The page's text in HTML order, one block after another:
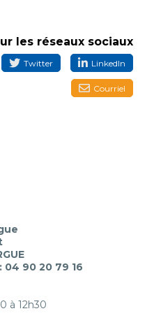
les réseaux sociaux
Twitter LinkedIn
Courriel
04 90 20 79 16
à 12h30